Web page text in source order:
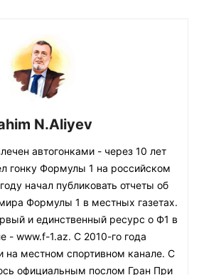
N.Aliyev
автогонками - через 10 лет
гонку Формулы 1 на российском
начал публиковать отчеты об
Формулы 1 в местных газетах.
и единственный ресурс о Ф1 в
- www.f-1.az. С 2010-го года
на местном спортивном канале. С
официальным послом Гран При